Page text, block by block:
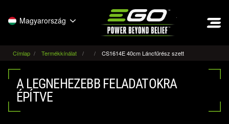
Magyarország
Címlap Termékkínálat CS1614E 40cm Láncfűrész szett
A LEGNEHEZEBB FELADATOKRA
ÉPÍTVE